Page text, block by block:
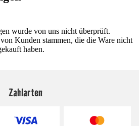
wurde von uns nicht überprüft.
Kunden stammen, die die Ware nicht
haben.
Zahlarten